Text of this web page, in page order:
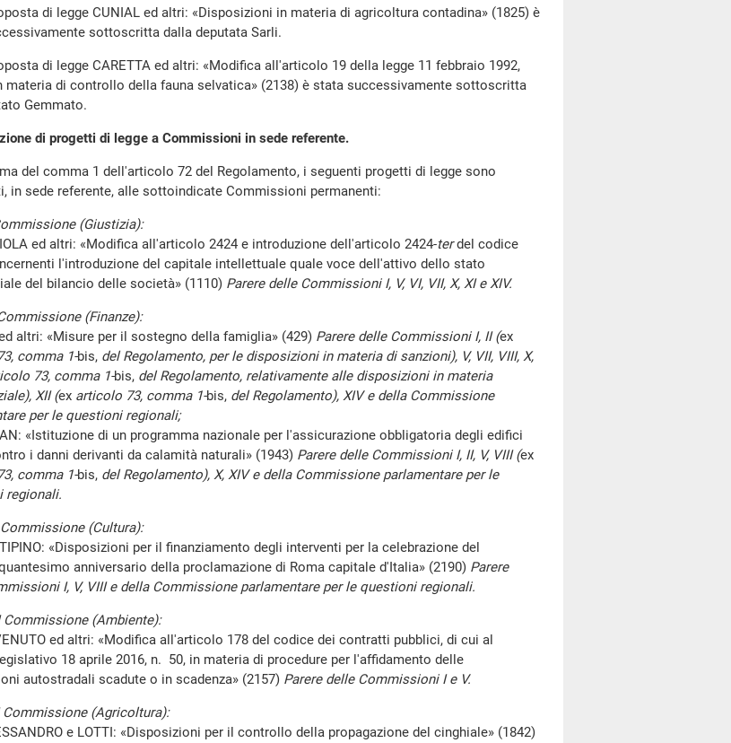
di legge CUNIAL ed altri: «Disposizioni in materia di agricoltura contadina» (1825) è
sottoscritta dalla deputata Sarli.
di legge CARETTA ed altri: «Modifica all'articolo 19 della legge 11 febbraio 1992,
materia di controllo della fauna selvatica» (2138) è stata successivamente sottoscritta
Gemmato.
di progetti di legge a Commissioni in sede referente.
del comma 1 dell'articolo 72 del Regolamento, i seguenti progetti di legge sono
in sede referente, alle sottoindicate Commissioni permanenti:
(Giustizia):
ed altri: «Modifica all'articolo 2424 e introduzione dell'articolo 2424-terdel codice
l'introduzione del capitale intellettuale quale voce dell'attivo dello stato
del bilancio delle società» (1110) Parere delle Commissioni I, V, VI, VII, X, XI e XIV.
(Finanze):
altri: «Misure per il sostegno della famiglia» (429) Parere delle Commissioni I, II (ex
comma 1-bis, del Regolamento, per le disposizioni in materia di sanzioni), V, VII, VIII, X,
73, comma 1-bis, del Regolamento, relativamente alle disposizioni in materia
XII (ex articolo 73, comma 1-bis, del Regolamento), XIV e della Commissione
per le questioni regionali;
«Istituzione di un programma nazionale per l'assicurazione obbligatoria degli edifici
i danni derivanti da calamità naturali» (1943) Parere delle Commissioni I, II, V, VIII (ex
comma 1-bis, del Regolamento), X, XIV e della Commissione parlamentare per le
regionali.
Commissione (Cultura):
«Disposizioni per il finanziamento degli interventi per la celebrazione del
anniversario della proclamazione di Roma capitale d'Italia» (2190) Parere
I, V, VIII e della Commissione parlamentare per le questioni regionali.
Commissione (Ambiente):
ed altri: «Modifica all'articolo 178 del codice dei contratti pubblici, di cui al
18 aprile 2016, n. 50, in materia di procedure per l'affidamento delle
autostradali scadute o in scadenza» (2157) Parere delle Commissioni I e V.
Commissione (Agricoltura):
e LOTTI: «Disposizioni per il controllo della propagazione del cinghiale» (1842)